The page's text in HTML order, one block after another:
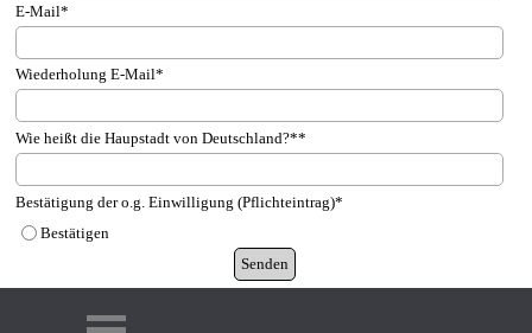
E-Mail*
Wiederholung E-Mail*
Wie heißt die Haupstadt von Deutschland?**
Bestätigung der o.g. Einwilligung (Pflichteintrag)*
Bestätigen